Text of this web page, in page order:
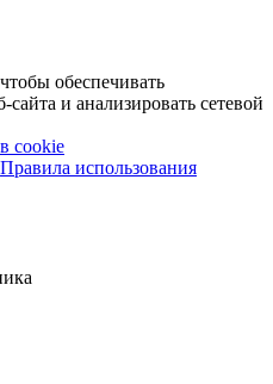
обеспечивать
и анализировать сетевой
cookie
Правила использования